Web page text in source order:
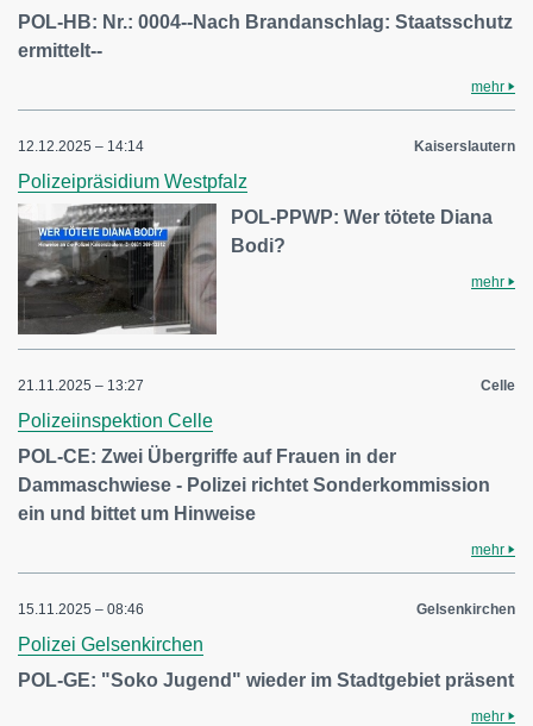
POL-HB: Nr.: 0004--Nach Brandanschlag: Staatsschutz
ermittelt--
mehr
12.12.2025 – 14:14 Kaiserslautern
Polizeipräsidium Westpfalz
POL-PPWP: Wer tötete Diana
Bodi?
mehr
21.11.2025 – 13:27 Celle
Polizeiinspektion Celle
POL-CE: Zwei Übergriffe auf Frauen in der
Dammaschwiese - Polizei richtet Sonderkommission
ein und bittet um Hinweise
mehr
15.11.2025 – 08:46 Gelsenkirchen
Polizei Gelsenkirchen
POL-GE: "Soko Jugend" wieder im Stadtgebiet präsent
mehr